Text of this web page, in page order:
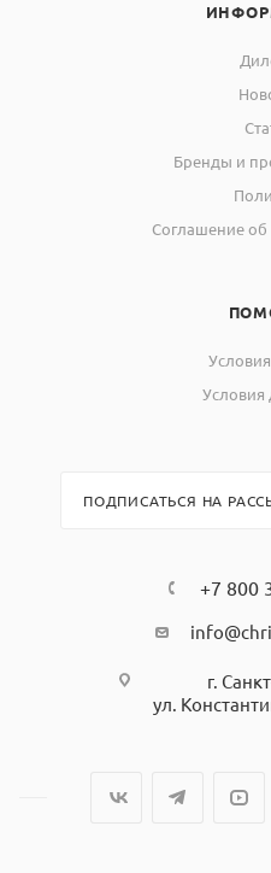
Бренды и
Соглашение
Условия
ПОДПИСАТЬСЯ НА
+7 800
г.
ул.